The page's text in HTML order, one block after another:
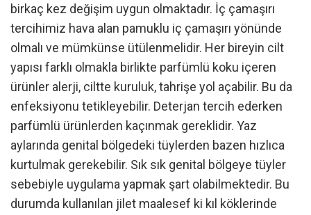
birkaç kez değişim uygun olmaktadır. İç çamaşırı
tercihimiz hava alan pamuklu iç çamaşırı yönünde
olmalı ve mümkünse ütülenmelidir. Her bireyin cilt
yapısı farklı olmakla birlikte parfümlü koku içeren
ürünler alerji, ciltte kuruluk, tahrişe yol açabilir. Bu da
enfeksiyonu tetikleyebilir. Deterjan tercih ederken
parfümlü ürünlerden kaçınmak gereklidir. Yaz
aylarında genital bölgedeki tüylerden bazen hızlıca
kurtulmak gerekebilir. Sık sık genital bölgeye tüyler
sebebiyle uygulama yapmak şart olabilmektedir. Bu
durumda kullanılan jilet maalesef ki kıl köklerinde